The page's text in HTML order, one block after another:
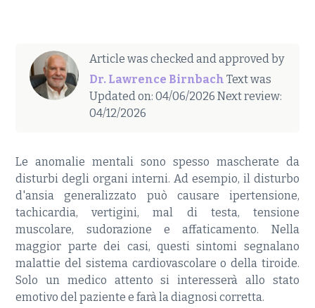
Article was checked and approved by
Dr. Lawrence Birnbach Text was
Updated on: 04/06/2026 Next review:
04/12/2026
Le anomalie mentali sono spesso mascherate da
disturbi degli organi interni. Ad esempio, il disturbo
d'ansia generalizzato può causare ipertensione,
tachicardia, vertigini, mal di testa, tensione
muscolare, sudorazione e affaticamento. Nella
maggior parte dei casi, questi sintomi segnalano
malattie del sistema cardiovascolare o della tiroide.
Solo un medico attento si interesserà allo stato
emotivo del paziente e farà la diagnosi corretta.